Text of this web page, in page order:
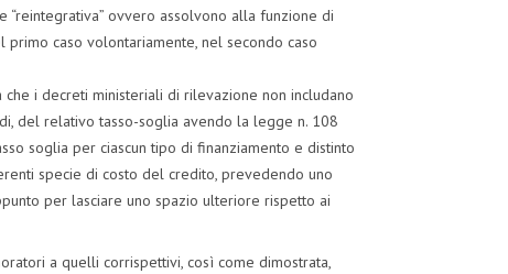
“reintegrativa” ovvero assolvono alla funzione di
caso volontariamente, nel secondo caso
i decreti ministeriali di rilevazione non includano
del relativo tasso-soglia avendo la legge n. 108
soglia per ciascun tipo di finanziamento e distinto
specie di costo del credito, prevedendo uno
per lasciare uno spazio ulteriore rispetto ai
a quelli corrispettivi, così come dimostrata,